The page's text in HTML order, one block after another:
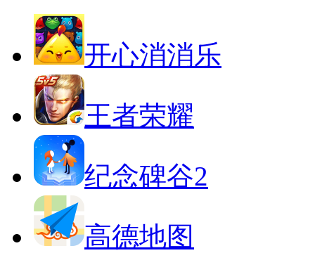
开心消消乐
王者荣耀
纪念碑谷2
高德地图